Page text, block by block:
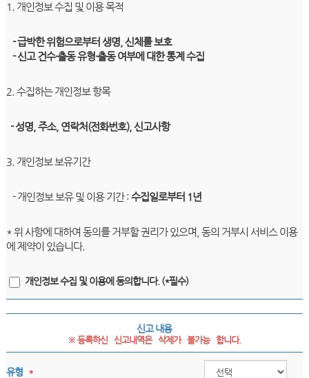
1. 개인정보 수집 및 이용 목적
- 급박한 위험으로부터 생명, 신체를 보호
- 신고 건수·출동 유형·출동 여부에 대한 통계 수집
2. 수집하는 개인정보 항목
- 성명, 주소, 연락처(전화번호), 신고사항
3. 개인정보 보유기간
- 개인정보 보유 및 이용 기간 : 수집일로부터 1년
* 위 사항에 대하여 동의를 거부할 권리가 있으며, 동의 거부시 서비스 이용
에 제약이 있습니다.
개인정보 수집 및 이용에 동의합니다. (*필수)
신고 내용
※ 등록하신   신고내역은   삭제가   불가능   합니다.
유형 *